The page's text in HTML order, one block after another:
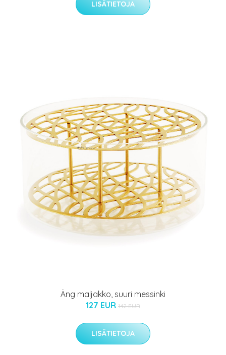
LISÄTIETOJA
Äng maljakko, suuri messinki
127 EUR 142 EUR
LISÄTIETOJA